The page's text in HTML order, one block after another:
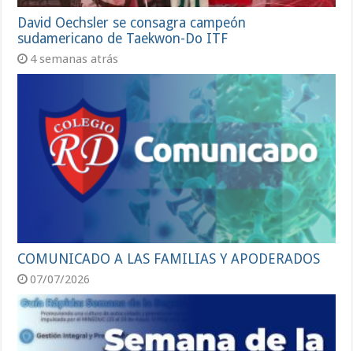
David Oechsler se consagra campeón
sudamericano de Taekwon-Do ITF
4 semanas atrás
COMUNICADO A LAS FAMILIAS Y APODERADOS
07/07/2026